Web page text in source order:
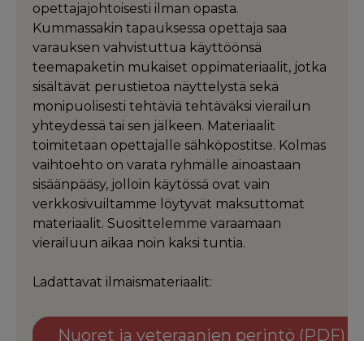
opettajajohtoisesti ilman opasta.
Kummassakin tapauksessa opettaja saa
varauksen vahvistuttua käyttöönsä
teemapaketin mukaiset oppimateriaalit, jotka
sisältävät perustietoa näyttelystä sekä
monipuolisesti tehtäviä tehtäväksi vierailun
yhteydessä tai sen jälkeen. Materiaalit
toimitetaan opettajalle sähköpostitse. Kolmas
vaihtoehto on varata ryhmälle ainoastaan
sisäänpääsy, jolloin käytössä ovat vain
verkkosivuiltamme löytyvät maksuttomat
materiaalit. Suosittelemme varaamaan
vierailuun aikaa noin kaksi tuntia.
Ladattavat ilmaismateriaalit:
Nuoret ja veteraanien perintö (PDF)